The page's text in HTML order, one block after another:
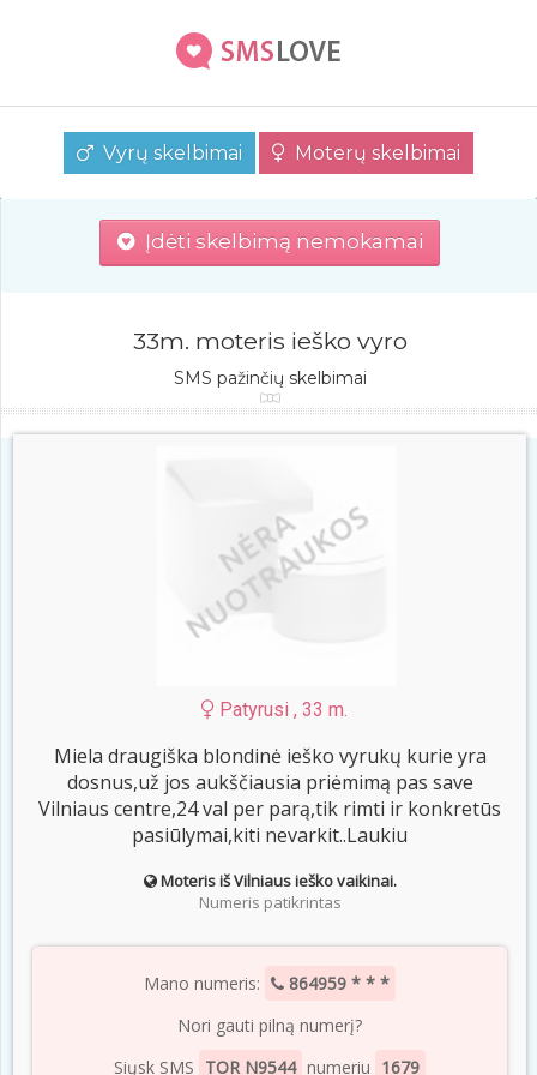
Vyrų skelbimai Moterų skelbimai
Įdėti skelbimą nemokamai
33m. moteris ieško vyro
SMS pažinčių skelbimai
Patyrusi , 33 m.
Miela draugiška blondinė ieško vyrukų kurie yra
dosnus,už jos aukščiausia priėmimą pas save
Vilniaus centre,24 val per parą,tik rimti ir konkretūs
pasiūlymai,kiti nevarkit..Laukiu
Moteris iš Vilniaus ieško vaikinai.
Numeris patikrintas
Mano numeris:
864959 * * *
Nori gauti pilną numerį?
Siųsk SMS TOR N9544 numeriu 1679